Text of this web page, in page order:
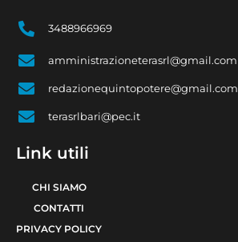
3488966969
amministrazioneterasrl@gmail.com
redazionequintopotere@gmail.com
terasrlbari@pec.it
Link utili
CHI SIAMO
CONTATTI
PRIVACY POLICY